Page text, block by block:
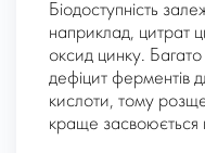
Біодоступність
наприклад, цитрат
оксид цинку.
дефіцит ферментів
кислоти, тому
краще засвоюється